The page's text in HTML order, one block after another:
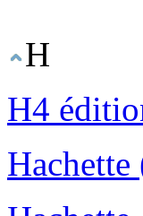
H
H4
Hachette